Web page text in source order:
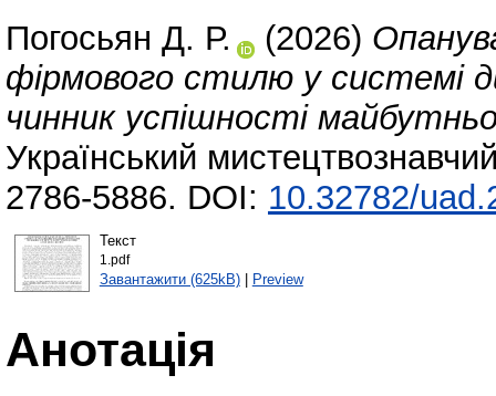
Погосьян Д. Р. (2026)
фірмового стилю у системі
чинник успішності
Український
2786-5886. DOI: 10.32782/
Текст
1.pdf
Завантажити (625kB)| Preview
Анотація